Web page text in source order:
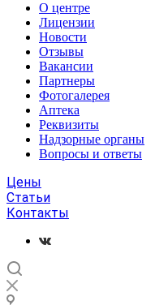
О центре
Лицензии
Новости
Отзывы
Вакансии
Партнеры
Фотогалерея
Аптека
Реквизиты
Надзорные органы
Вопросы и ответы
Цены
Статьи
Контакты